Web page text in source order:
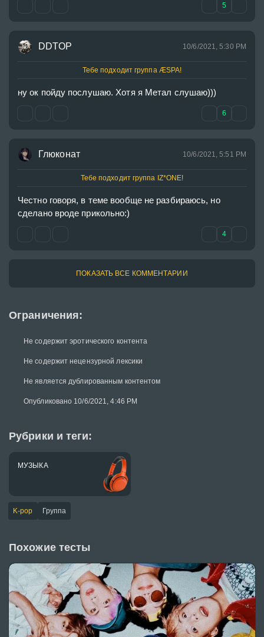
Ограничения:
Не содержит эротического контента
Не содержит нецензурной лексики
Не является дублированным контентом
Опубликовано 10/6/2021, 4:46 PM
Рубрики и теги:
МУЗЫКА
K-pop Группа
5
DDTOP 10/6/2021, 5:30 PM
Тебе подходит группа ÆSPA!
ну ок пойду послушаю. Хотя я Метал слушаю)))
6
Глюконат 10/6/2021, 5:51 PM
Тебе подходит группа IZ*ONE!
Честно говоря, в теме вообще не разбираюсь, но
сделано вроде прикольно:)
4
ПОКАЗАТЬ ВСЕ КОММЕНТАРИИ
Похожие тесты